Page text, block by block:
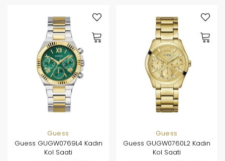
Guess
Guess GUGW0769L4 Kadın
Kol Saati
Guess
Guess GUGW0760L2 Kadın
Kol Saati